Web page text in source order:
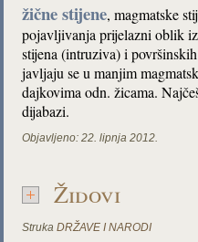
žične stijene, magmatske
pojavljivanja prijelazni oblik
stijena (intruziva) i
javljaju se u manjim
dajkovima odn. žicama.
dijabazi.
Objavljeno: 22. lipnja 2012.
Židovi
Struka DRŽAVE I NARODI